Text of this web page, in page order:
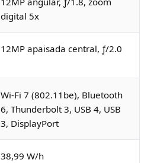
digital 5x
12MP apaisada central, ƒ/2.0
Wi-Fi 7 (802.11be), Bluetooth
6, Thunderbolt 3, USB 4, USB
3, DisplayPort
38,99 W/h